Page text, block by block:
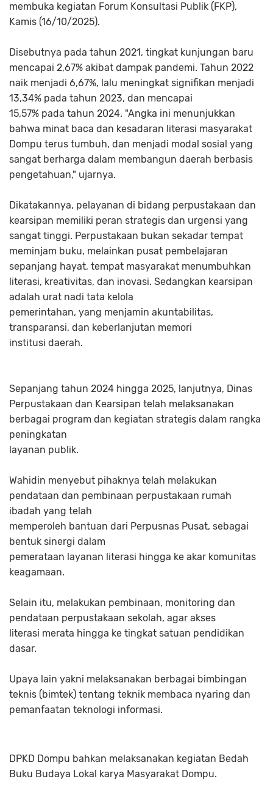
membuka kegiatan Forum Konsultasi Publik (FKP),
Kamis (16/10/2025).
Disebutnya pada tahun 2021, tingkat kunjungan baru
mencapai 2,67% akibat dampak pandemi. Tahun 2022
naik menjadi 6,67%, lalu meningkat signifikan menjadi
13,34% pada tahun 2023, dan mencapai
15,57% pada tahun 2024. "Angka ini menunjukkan
bahwa minat baca dan kesadaran literasi masyarakat
Dompu terus tumbuh, dan menjadi modal sosial yang
sangat berharga dalam membangun daerah berbasis
pengetahuan," ujarnya.
Dikatakannya, pelayanan di bidang perpustakaan dan
kearsipan memiliki peran strategis dan urgensi yang
sangat tinggi. Perpustakaan bukan sekadar tempat
meminjam buku, melainkan pusat pembelajaran
sepanjang hayat, tempat masyarakat menumbuhkan
literasi, kreativitas, dan inovasi. Sedangkan kearsipan
adalah urat nadi tata kelola
pemerintahan, yang menjamin akuntabilitas,
transparansi, dan keberlanjutan memori
institusi daerah.
Sepanjang tahun 2024 hingga 2025, lanjutnya, Dinas
Perpustakaan dan Kearsipan telah melaksanakan
berbagai program dan kegiatan strategis dalam rangka
peningkatan
layanan publik.
Wahidin menyebut pihaknya telah melakukan
pendataan dan pembinaan perpustakaan rumah
ibadah yang telah
memperoleh bantuan dari Perpusnas Pusat, sebagai
bentuk sinergi dalam
pemerataan layanan literasi hingga ke akar komunitas
keagamaan.
Selain itu, melakukan pembinaan, monitoring dan
pendataan perpustakaan sekolah, agar akses
literasi merata hingga ke tingkat satuan pendidikan
dasar.
Upaya lain yakni melaksanakan berbagai bimbingan
teknis (bimtek) tentang teknik membaca nyaring dan
pemanfaatan teknologi informasi.
DPKD Dompu bahkan melaksanakan kegiatan Bedah
Buku Budaya Lokal karya Masyarakat Dompu.